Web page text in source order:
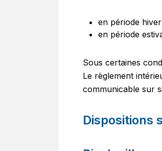
en période
en période
Sous certaines
Le règlement
communicable sur
Dispositions